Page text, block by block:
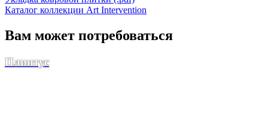
Каталог коллекции Art Intervention
Вам может потребоваться
Плинтус